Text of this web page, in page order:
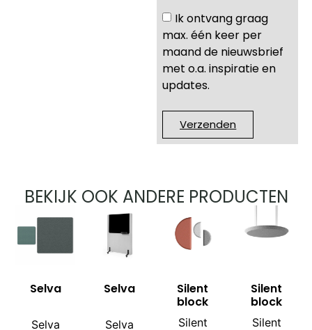
Ik ontvang graag
max. één keer per
maand de nieuwsbrief
met o.a. inspiratie en
updates.
Verzenden
BEKIJK OOK ANDERE PRODUCTEN
Selva
Selva
Selva
Selva
Silent
block
Silent
Silent
block
Silent